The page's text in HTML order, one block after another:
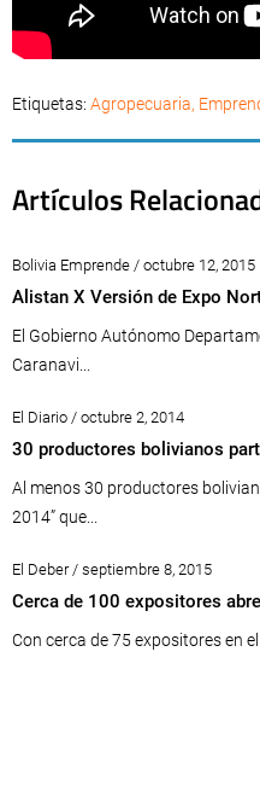
Etiquetas: Agropecuaria,
Artículos
Bolivia Emprende / octubre 12, 2015
Alistan X Versión de Expo
El Gobierno Autónomo
Caranavi...
El Diario / octubre 2, 2014
30 productores bolivianos
Al menos 30 productores
2014” que...
El Deber / septiembre 8, 2015
Cerca de 100 expositores
Con cerca de 75 expositores en